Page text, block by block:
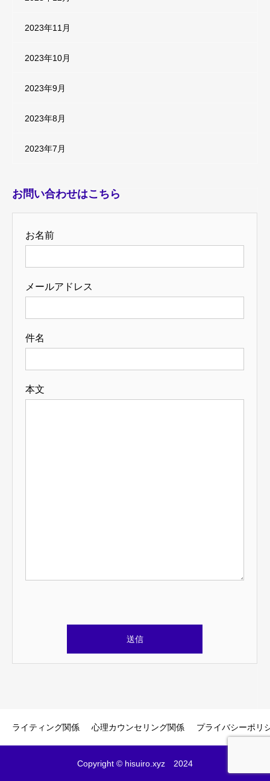
2023年11月
2023年10月
2023年9月
2023年8月
2023年7月
お問い合わせはこちら
お名前
メールアドレス
件名
本文
ライティング関係 心理カウンセリング関係 プライバシーポリ
Copyright © hisuiro.xyz 2024